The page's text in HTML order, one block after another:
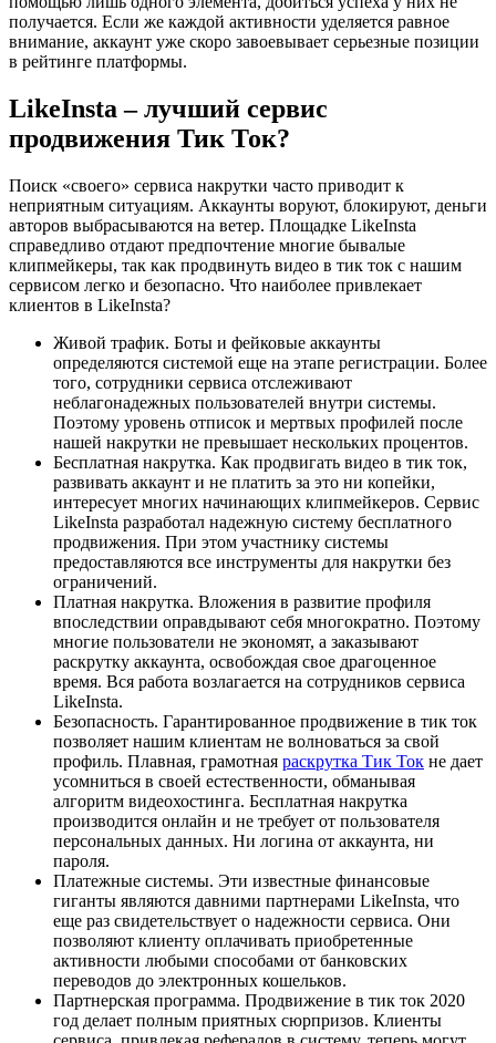
получается. Если же каждой активности уделяется равное
внимание, аккаунт уже скоро завоевывает серьезные позиции
в рейтинге платформы.
LikeInsta – лучший сервис
продвижения Тик Ток?
Поиск «своего» сервиса накрутки часто приводит к
неприятным ситуациям. Аккаунты воруют, блокируют, деньги
авторов выбрасываются на ветер. Площадке LikeInsta
справедливо отдают предпочтение многие бывалые
клипмейкеры, так как продвинуть видео в тик ток с нашим
сервисом легко и безопасно. Что наиболее привлекает
клиентов в LikeInsta?
Живой трафик. Боты и фейковые аккаунты
определяются системой еще на этапе регистрации. Более
того, сотрудники сервиса отслеживают
неблагонадежных пользователей внутри системы.
Поэтому уровень отписок и мертвых профилей после
нашей накрутки не превышает нескольких процентов.
Бесплатная накрутка. Как продвигать видео в тик ток,
развивать аккаунт и не платить за это ни копейки,
интересует многих начинающих клипмейкеров. Сервис
LikeInsta разработал надежную систему бесплатного
продвижения. При этом участнику системы
предоставляются все инструменты для накрутки без
ограничений.
Платная накрутка. Вложения в развитие профиля
впоследствии оправдывают себя многократно. Поэтому
многие пользователи не экономят, а заказывают
раскрутку аккаунта, освобождая свое драгоценное
время. Вся работа возлагается на сотрудников сервиса
LikeInsta.
Безопасность. Гарантированное продвижение в тик ток
позволяет нашим клиентам не волноваться за свой
профиль. Плавная, грамотная раскрутка Тик Ток не дает
усомниться в своей естественности, обманывая
алгоритм видеохостинга. Бесплатная накрутка
производится онлайн и не требует от пользователя
персональных данных. Ни логина от аккаунта, ни
пароля.
Платежные системы. Эти известные финансовые
гиганты являются давними партнерами LikeInsta, что
еще раз свидетельствует о надежности сервиса. Они
позволяют клиенту оплачивать приобретенные
активности любыми способами от банковских
переводов до электронных кошельков.
Партнерская программа. Продвижение в тик ток 2020
год делает полным приятных сюрпризов. Клиенты